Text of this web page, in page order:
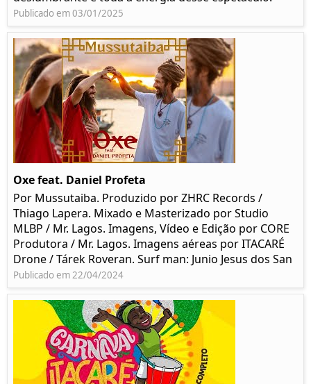
Publicado em 03/01/2025
Oxe feat. Daniel Profeta
Por Mussutaiba. Produzido por ZHRC Records /
Thiago Lapera. Mixado e Masterizado por Studio
MLBP / Mr. Lagos. Imagens, Vídeo e Edição por CORE
Produtora / Mr. Lagos. Imagens aéreas por ITACARÉ
Drone / Tárek Roveran. Surf man: Junio Jesus dos San
Publicado em 22/04/2024